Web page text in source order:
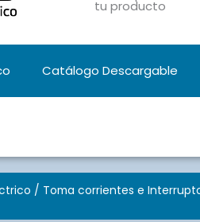
tu producto
Catálogo Descargable
/ Toma corrientes e